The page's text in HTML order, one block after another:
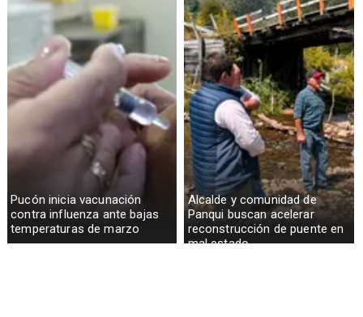
Pucón inicia vacunación
contra influenza ante bajas
temperaturas de marzo
Alcalde y comunidad de
Panqui buscan acelerar
reconstrucción de puente en
mal estado